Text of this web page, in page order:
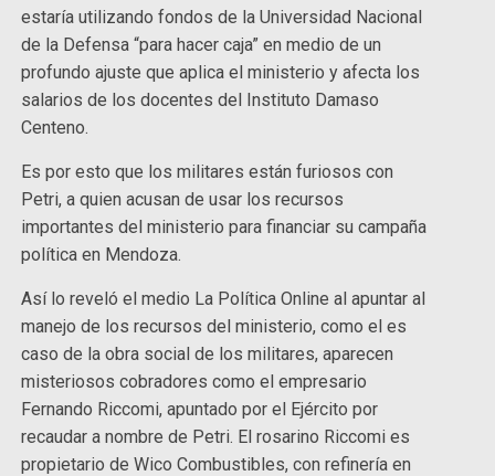
estaría utilizando fondos de la Universidad Nacional
de la Defensa “para hacer caja” en medio de un
profundo ajuste que aplica el ministerio y afecta los
salarios de los docentes del Instituto Damaso
Centeno.
Es por esto que los militares están furiosos con
Petri, a quien acusan de usar los recursos
importantes del ministerio para financiar su campaña
política en Mendoza.
Así lo reveló el medio La Política Online al apuntar al
manejo de los recursos del ministerio, como el es
caso de la obra social de los militares, aparecen
misteriosos cobradores como el empresario
Fernando Riccomi, apuntado por el Ejército por
recaudar a nombre de Petri. El rosarino Riccomi es
propietario de Wico Combustibles, con refinería en